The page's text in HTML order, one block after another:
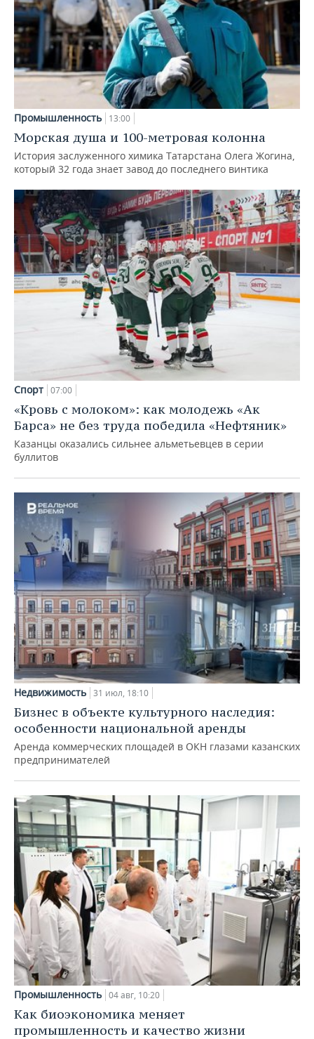
Промышленность 13:00
Морская душа и 100-метровая колонна
История заслуженного химика Татарстана Олега Жогина,
который 32 года знает завод до последнего винтика
Спорт 07:00
«Кровь с молоком»: как молодежь «Ак
Барса» не без труда победила «Нефтяник»
Казанцы оказались сильнее альметьевцев в серии
буллитов
Недвижимость 31 июл, 18:10
Бизнес в объекте культурного наследия:
особенности национальной аренды
Аренда коммерческих площадей в ОКН глазами казанских
предпринимателей
Промышленность 04 авг, 10:20
Как биоэкономика меняет
промышленность и качество жизни